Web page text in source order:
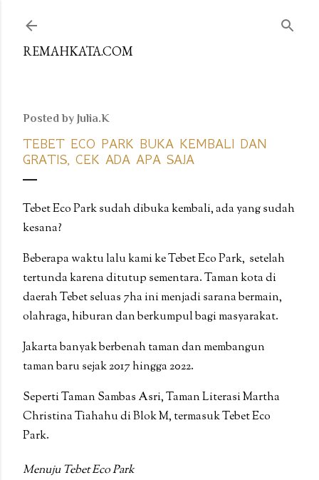
REMAHKATA.COM
Posted by Julia.K
TEBET ECO PARK BUKA KEMBALI DAN
GRATIS, CEK ADA APA SAJA
Tebet Eco Park sudah dibuka kembali, ada yang sudah
kesana?
Beberapa waktu lalu kami ke Tebet Eco Park, setelah
tertunda karena ditutup sementara. Taman kota di
daerah Tebet seluas 7ha ini menjadi sarana bermain,
olahraga, hiburan dan berkumpul bagi masyarakat.
Jakarta banyak berbenah taman dan membangun
taman baru sejak 2017 hingga 2022.
Seperti Taman Sambas Asri, Taman Literasi Martha
Christina Tiahahu di Blok M, termasuk Tebet Eco
Park.
Menuju Tebet Eco Park